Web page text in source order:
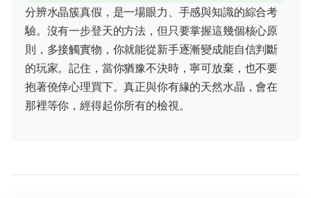
分辨水晶簇真假，是一場眼力、手感與知識的綜合考
驗。沒有一步登天的方法，但只要掌握這幾個核心原
則，多接觸實物，你就能從新手逐漸變成能自信判斷
的玩家。記住，當你猶豫不決時，寧可放棄，也不要
抱著僥倖心理買下。真正與你有緣的天然水晶，會在
那裡等你，經得起你所有的檢視。